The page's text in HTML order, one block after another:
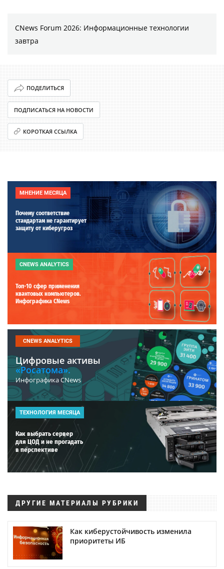
CNews Forum 2026: Информационные технологии
завтра
ПОДЕЛИТЬСЯ
ПОДПИСАТЬСЯ НА НОВОСТИ
КОРОТКАЯ ССЫЛКА
МНЕНИЕ МЕСЯЦА
Почему соответствие
стандартам не гарантирует
защиту от киберугроз
CNEWS ANALYTICS
Топ-10 сфер применения
квантовых компьютеров.
Инфографика CNews
CNEWS ANALYTICS
Цифровые активы
«Росатома».
Инфографика CNews
ТЕХНОЛОГИЯ МЕСЯЦА
Как выбрать сервер
для ЦОД и не прогадать
в перспективе
ДРУГИЕ МАТЕРИАЛЫ РУБРИКИ
Как киберустойчивость изменила
приоритеты ИБ